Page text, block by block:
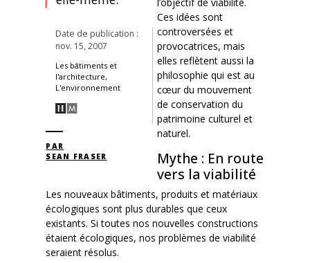
Date de publication :
nov. 15, 2007
Les bâtiments et
l'architecture,
L'environnement
PAR
SEAN FRASER
Ces idées sont
controversées et
provocatrices, mais
elles reflètent aussi la
philosophie qui est au
cœur du mouvement
de conservation du
patrimoine culturel et
naturel.
Mythe : En route
vers la viabilité
Les nouveaux bâtiments, produits et matériaux
écologiques sont plus durables que ceux
existants. Si toutes nos nouvelles constructions
étaient écologiques, nos problèmes de viabilité
seraient résolus.